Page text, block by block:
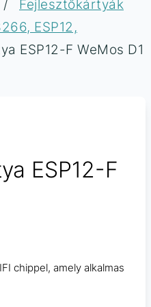
/
Fejlesztőkártyák
ESP12,
ESP12-F WeMos D1
ESP12-F
chippel, amely alkalmas